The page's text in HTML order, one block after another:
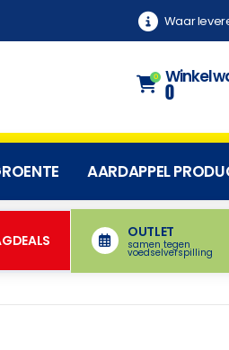
Waar
0
0
AARDAPPEL
OUTLET
samen tegen
voedselverspilling